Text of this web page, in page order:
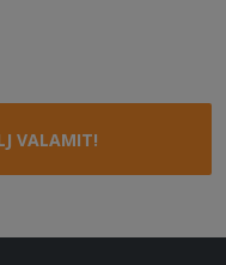
VALAMIT!